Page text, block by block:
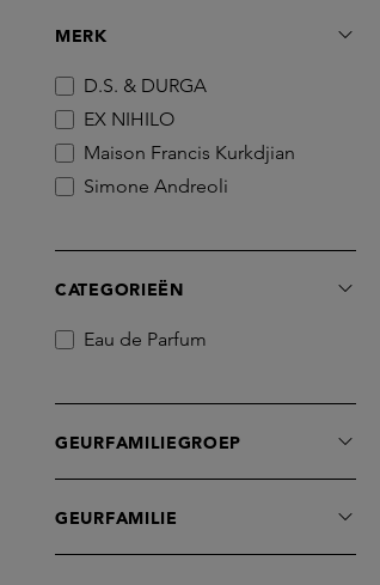
MERK
D.S. & DURGA
EX NIHILO
Maison Francis Kurkdjian
Simone Andreoli
CATEGORIEËN
Eau de Parfum
GEURFAMILIEGROEP
GEURFAMILIE